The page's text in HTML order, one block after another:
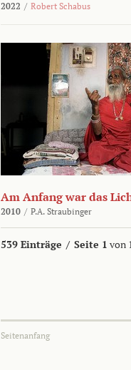
2022 / Robert Schabus
Am Anfang war das
2010 / P.A. Straubinger
539 Einträge / Seite 1 von
Seitenanfang